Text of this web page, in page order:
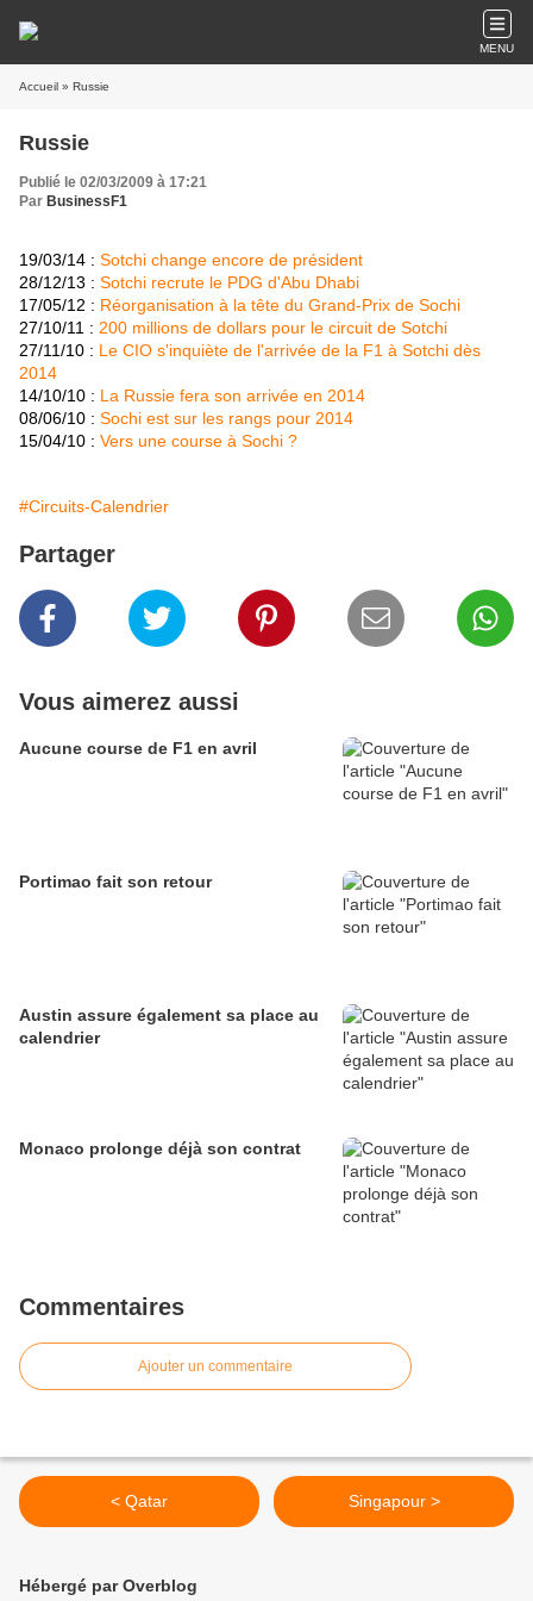
MENU
Accueil » Russie
Russie
Publié le 02/03/2009 à 17:21
Par BusinessF1
19/03/14 : Sotchi change encore de président
28/12/13 : Sotchi recrute le PDG d'Abu Dhabi
17/05/12 : Réorganisation à la tête du Grand-Prix de Sochi
27/10/11 : 200 millions de dollars pour le circuit de Sotchi
27/11/10 : Le CIO s'inquiète de l'arrivée de la F1 à Sotchi dès
2014
14/10/10 : La Russie fera son arrivée en 2014
08/06/10 : Sochi est sur les rangs pour 2014
15/04/10 : Vers une course à Sochi ?
#Circuits-Calendrier
Partager
Vous aimerez aussi
Aucune course de F1 en avril
Portimao fait son retour
Austin assure également sa place au
calendrier
Monaco prolonge déjà son contrat
Commentaires
Ajouter un commentaire
< Qatar Singapour >
Hébergé par Overblog